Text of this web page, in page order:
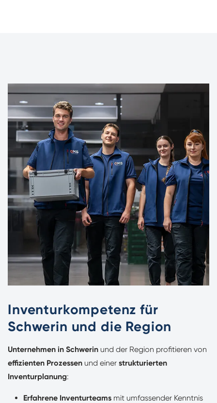
Inventurkompetenz für
Schwerin und die Region
Unternehmen in Schwerin und der Region profitieren von
effizienten Prozessen und einer strukturierten
Inventurplanung:
Erfahrene Inventurteams mit umfassender Kenntnis